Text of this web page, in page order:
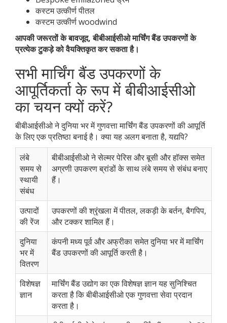
कस्टम उत्कीर्ण पीतल
कस्टम उत्कीर्ण woodwind
आपकी जरूरतों के बावजूद, बीबीआईसीओ मार्चिंग बैंड उपकरणों के
प्रत्येक टुकड़े को वैयक्तिकृत कर सकता है।
सभी मार्चिंग बैंड उपकरणों के
आपूर्तिकर्ता के रूप में बीबीआईसीओ
का चयन क्यों करें?
बीबीआईसीओ ने दुनिया भर में गुणवत्ता मार्चिंग बैंड उपकरणों की आपूर्ति
के लिए एक प्रतिष्ठा बनाई है। क्या यह अलग बनाता है, यद्यपि?
लंबे
समय से
स्थायी
संबंध
बीबीआईसीओ ने सेल्मर पेरिस और बूसी और हॉक्स समेत
अग्रणी उपकरण ब्रांडों के साथ लंबे समय से संबंध बनाए
हैं।
उत्पादों
की रेंज
उपकरणों की श्रृंखला में पीतल, लकड़ी के बर्तन, बैगपिप,
और टक्कर शामिल हैं।
दुनिया
भर में
वितरण
कंपनी मध्य पूर्व और अफ्रीका समेत दुनिया भर में मार्चिंग
बैंड उपकरणों की आपूर्ति करती है।
विशेषज्ञ
ज्ञान
मार्चिंग बैंड उद्योग का एक विशेषज्ञ ज्ञान यह सुनिश्चित
करता है कि बीबीआईसीओ एक गुणवत्ता सेवा प्रदान
करता है।